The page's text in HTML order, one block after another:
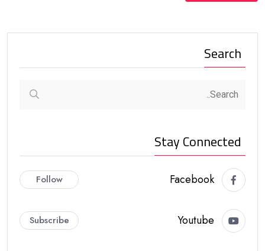
Search
Stay Connected
Facebook
Follow
Youtube
Subscribe